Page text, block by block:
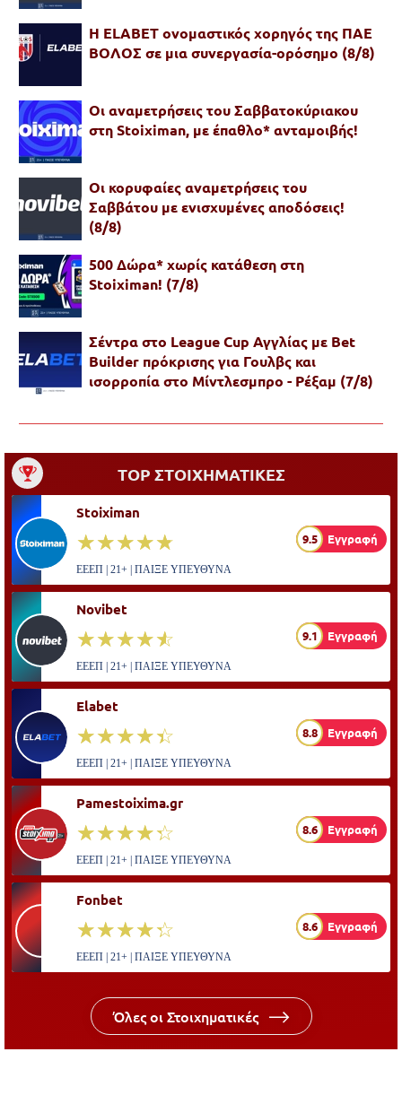
Η ELABET ονομαστικός χορηγός της ΠΑΕ
ΒΟΛΟΣ σε μια συνεργασία-ορόσημο (8/8)
Οι αναμετρήσεις του Σαββατοκύριακου
στη Stoiximan, με έπαθλο* ανταμοιβής!
Oι κορυφαίες αναμετρήσεις του
Σαββάτου με ενισχυμένες αποδόσεις!
(8/8)
500 Δώρα* χωρίς κατάθεση στη
Stoiximan! (7/8)
Σέντρα στο League Cup Αγγλίας με Bet
Builder πρόκρισης για Γουλβς και
ισορροπία στο Μίντλεσμπρο - Ρέξαμ (7/8)
TOP ΣΤΟΙΧΗΜΑΤΙΚΕΣ
Stoiximan
☆☆☆☆☆
★★★★★ 9.5 Εγγραφή
ΕΕΕΠ | 21+ | ΠΑΙΞΕ ΥΠΕΥΘΥΝΑ
Novibet
☆☆☆☆☆
★★★★★ 9.1 Εγγραφή
ΕΕΕΠ | 21+ | ΠΑΙΞΕ ΥΠΕΥΘΥΝΑ
Elabet
☆☆☆☆☆
★★★★★ 8.8 Εγγραφή
ΕΕΕΠ | 21+ | ΠΑΙΞΕ ΥΠΕΥΘΥΝΑ
Pamestoixima.gr
☆☆☆☆☆
★★★★★ 8.6 Εγγραφή
ΕΕΕΠ | 21+ | ΠΑΙΞΕ ΥΠΕΥΘΥΝΑ
Fonbet
☆☆☆☆☆
★★★★★ 8.6 Εγγραφή
ΕΕΕΠ | 21+ | ΠΑΙΞΕ ΥΠΕΥΘΥΝΑ
Όλες οι Στοιχηματικές